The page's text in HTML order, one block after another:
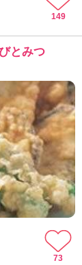
149
とみつ
73